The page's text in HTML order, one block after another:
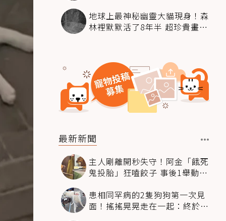
地球上最神秘幽靈大貓現身！森
林裡默默活了8年半 超珍貴畫面
最新新聞
主人剛離開秒失守！阿金「餓死
鬼投胎」狂嗑餃子 事後1舉動反
患相同罕病的2隻狗狗第一次見
面！搖搖晃晃走在一起：終於找